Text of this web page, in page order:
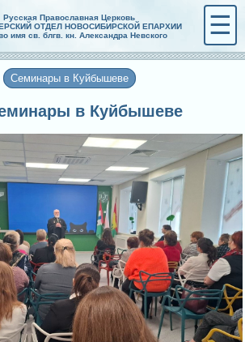
Русская Православная Церковь
ОТДЕЛ НОВОСИБИРСКОЙ ЕПАРХИИ
имя св. блгв. кн. Александра Невского
☰
Семинары в Куйбышеве
в Куйбышеве